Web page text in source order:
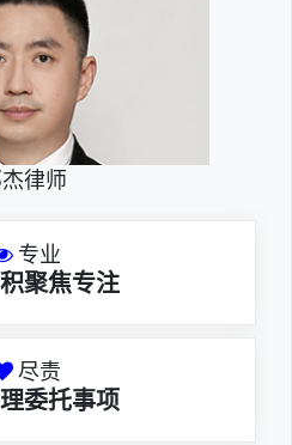
律师
专业
聚焦专注
尽责
委托事项